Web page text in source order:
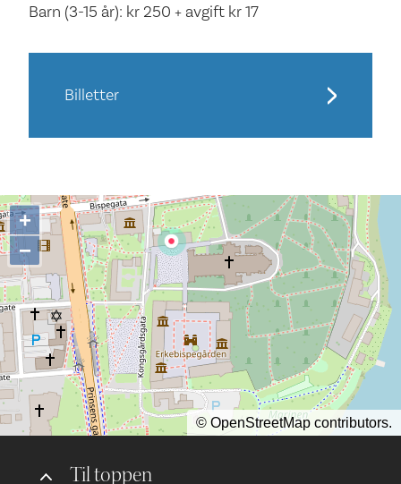
Barn (3-15 år): kr 250 + avgift kr 17
Billetter
Til toppen
+
−
© OpenStreetMap contributors.